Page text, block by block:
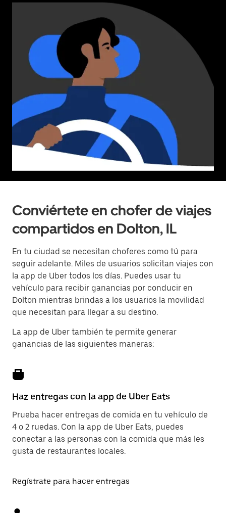
Conviértete en chofer de viajes
compartidos en Dolton, IL
En tu ciudad se necesitan choferes como tú para
seguir adelante. Miles de usuarios solicitan viajes con
la app de Uber todos los días. Puedes usar tu
vehículo para recibir ganancias por conducir en
Dolton mientras brindas a los usuarios la movilidad
que necesitan para llegar a su destino.
La app de Uber también te permite generar
ganancias de las siguientes maneras:
Haz entregas con la app de Uber Eats
Prueba hacer entregas de comida en tu vehículo de
4 o 2 ruedas. Con la app de Uber Eats, puedes
conectar a las personas con la comida que más les
gusta de restaurantes locales.
Regístrate para hacer entregas